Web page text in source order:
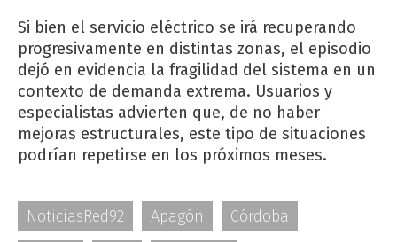
Si bien el servicio eléctrico se irá recuperando
progresivamente en distintas zonas, el episodio
dejó en evidencia la fragilidad del sistema en un
contexto de demanda extrema. Usuarios y
especialistas advierten que, de no haber
mejoras estructurales, este tipo de situaciones
podrían repetirse en los próximos meses.
NoticiasRed92 Apagón
Córdoba